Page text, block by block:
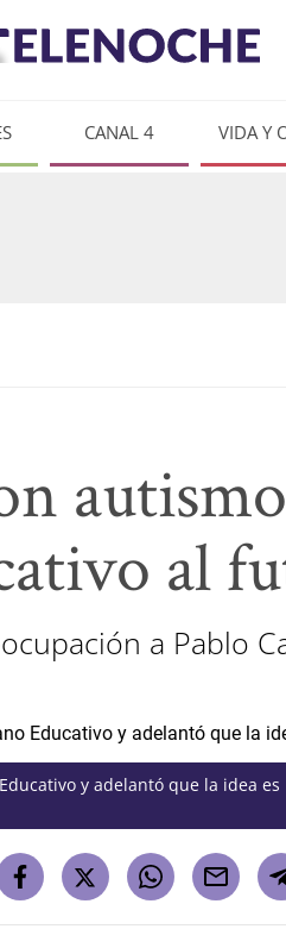
CANAL 4 VIDA Y
al
a Pablo
y adelantó que la idea es